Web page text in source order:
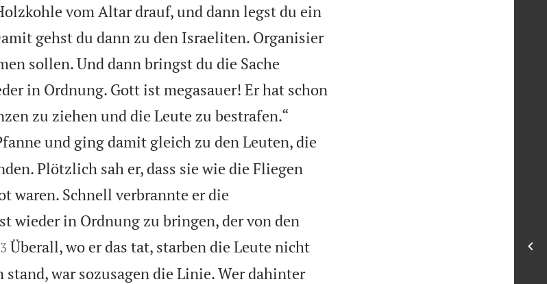
vom Altar drauf, und dann legst du ein
gehst du dann zu den Israeliten. Organisier
sollen. Und dann bringst du die Sache
in Ordnung. Gott ist megasauer! Er hat schon
zu ziehen und die Leute zu bestrafen.“
und ging damit gleich zu den Leuten, die
Plötzlich sah er, dass sie wie die Fliegen
waren. Schnell verbrannte er die
wieder in Ordnung zu bringen, der von den
Überall, wo er das tat, starben die Leute nicht
stand, war sozusagen die Linie. Wer dahinter